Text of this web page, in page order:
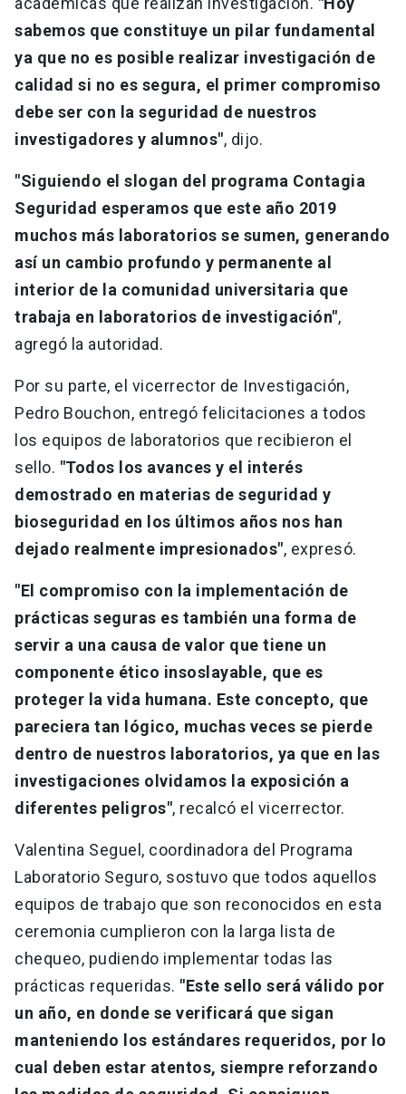
sabemos que constituye un pilar fundamental
ya que no es posible realizar investigación de
calidad si no es segura, el primer compromiso
debe ser con la seguridad de nuestros
investigadores y alumnos", dijo.
"Siguiendo el slogan del programa Contagia
Seguridad esperamos que este año 2019
muchos más laboratorios se sumen, generando
así un cambio profundo y permanente al
interior de la comunidad universitaria que
trabaja en laboratorios de investigación",
agregó la autoridad.
Por su parte, el vicerrector de Investigación,
Pedro Bouchon, entregó felicitaciones a todos
los equipos de laboratorios que recibieron el
sello. "Todos los avances y el interés
demostrado en materias de seguridad y
bioseguridad en los últimos años nos han
dejado realmente impresionados", expresó.
"El compromiso con la implementación de
prácticas seguras es también una forma de
servir a una causa de valor que tiene un
componente ético insoslayable, que es
proteger la vida humana. Este concepto, que
pareciera tan lógico, muchas veces se pierde
dentro de nuestros laboratorios, ya que en las
investigaciones olvidamos la exposición a
diferentes peligros", recalcó el vicerrector.
Valentina Seguel, coordinadora del Programa
Laboratorio Seguro, sostuvo que todos aquellos
equipos de trabajo que son reconocidos en esta
ceremonia cumplieron con la larga lista de
chequeo, pudiendo implementar todas las
prácticas requeridas. "Este sello será válido por
un año, en donde se verificará que sigan
manteniendo los estándares requeridos, por lo
cual deben estar atentos, siempre reforzando